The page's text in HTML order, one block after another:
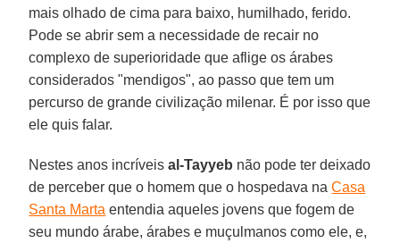
mais olhado de cima para baixo, humilhado, ferido.
Pode se abrir sem a necessidade de recair no
complexo de superioridade que aflige os árabes
considerados "mendigos", ao passo que tem um
percurso de grande civilização milenar. É por isso que
ele quis falar.
Nestes anos incríveisal-Tayyeb não pode ter deixado
de perceber que o homem que o hospedava naCasa
Santa Marta entendia aqueles jovens que fogem de
seu mundo árabe, árabes e muçulmanos como ele, e,